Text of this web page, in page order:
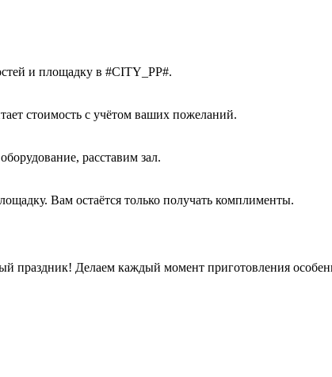
и площадку в #CITY_PP#.
стоимость с учётом ваших пожеланий.
расставим зал.
Вам остаётся только получать комплименты.
праздник! Делаем каждый момент приготовления